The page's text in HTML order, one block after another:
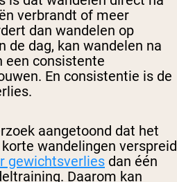
verbrandt of meer
dan wandelen op
de dag, kan wandelen na
een consistente
En consistentie is de
aangetoond dat het
wandelingen verspreid
gewichtsverlies dan één
Daarom kan